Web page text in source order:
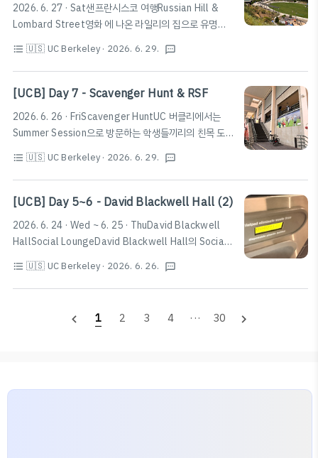
롱 비지니스 도서관 · 2220 Piedmont Ave, Berkeley,
CA 94720 미국★★★★★ · 대학 도서관
www.google.comClark Kerr CampusClark Kerr
2026. 6. 27 · Sat샌프란시스코 여행Russian Hill &
Lombard Street영화 에 나온 라일리의 집으로 유명한
Russian Hill과 Lombard Street에 다녀왔다.Powell
Street부터 케이블카를 타고 가는 방법이 있지만, 사람이
많은 경우 버스를 타고 조금만 걸으면 Lombard Street
아래부터 관람할 수 있다.Lombard Street에서 바다와
여 상당히 아름다운 풍경을 볼 수 있다.Fisherman's
WharfLombard Street에서 바다쪽으로 내려가면 샌프
란시스코의 대표적인 관광지 중 하나인 Fisherman's
format_list_bulleted 🇺🇸 UC Berkeley · 2026. 6. 29. textsms
[UCB] Day 7 - Scavenger Hunt & RSF
2026. 6. 26 · FriScavenger HuntUC 버클리에서는
Summer Session으로 방문하는 학생들끼리의 친목 도
모와 학교 시설 소개를 위해 보물찾기(Scavenger Hunt)
이벤트를 주최한다.2026년 여름학기 기준, 6명이 한 조가
되어 지정된 미션을 구글폼에 제출하는 방식으로 이루어
졌으며, 피자와 음료 또한 무료로 제공되었다. 다양한 외국
것을 추천한다.RSF (Recreational Sports
Facility)David Blackwell Hall 1층에도 청소시간을 제
외하면 24시간 가까이 운영되는 헬스장이 있지만, 걸어서
format_list_bulleted 🇺🇸 UC Berkeley · 2026. 6. 29. textsms
[UCB] Day 5~6 - David Blackwell Hall (2)
2026. 6. 24 · Wed ~ 6. 25 · ThuDavid Blackwell
HallSocial LoungeDavid Blackwell Hall의 Social
Lounge에서는 TV와 노트북을 연결해서 함께 동영상을
보거나, 내부에서 취식을 할 수 있다. 또한, 업무 시간에 1
층의 RA에게 요청하면 HDMI 케이블을 빌려준다고 한
탁기, 건조기를 이용할 수 있다. WASH-Connect 앱을 설
고자 할 경우에는 미국 전화번호가 필요하다.또한, 세탁실
format_list_bulleted 🇺🇸 UC Berkeley · 2026. 6. 26. textsms
navigate_before 1 2 3 4 ··· 30 navigate_next